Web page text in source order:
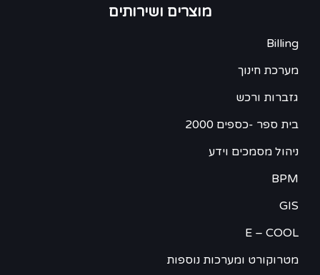
מוצרים ושירותים
Billing
מערכת חינוך
גזברות ורכש
בית ספר -כספים 2000
ניהול מסמכים וידע
BPM
GIS
E – COOL
מטרוקורט ומערכות נוספות